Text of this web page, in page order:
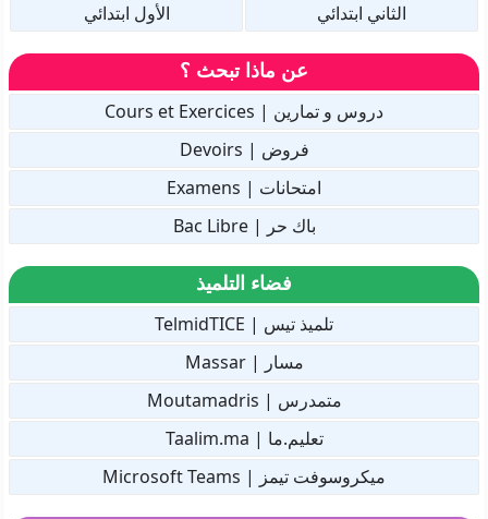
الثاني ابتدائي
الأول ابتدائي
عن ماذا تبحث ؟
دروس و تمارين | Cours et Exercices
فروض | Devoirs
امتحانات | Examens
باك حر | Bac Libre
فضاء التلميذ
تلميذ تيس | TelmidTICE
مسار | Massar
متمدرس | Moutamadris
تعليم.ما | Taalim.ma
ميكروسوفت تيمز | Microsoft Teams